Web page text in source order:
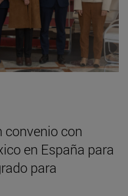
convenio con
en España para
para